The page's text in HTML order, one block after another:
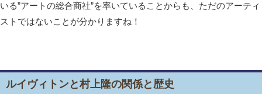
いる”アートの総合商社”を率いていることからも、ただのアーティ
ストではないことが分かりますね！
ルイヴィトンと村上隆の関係と歴史